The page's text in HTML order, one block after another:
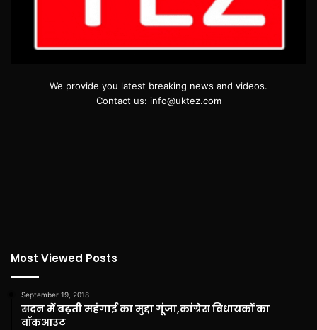
We provide you latest breaking news and videos.
Contact us: info@uktez.com
Most Viewed Posts
September 19, 2018
सदन में बढ़ती महंगाई का मुद्दा गूंजा,कांग्रेस विधायकों का
वॉकआउट